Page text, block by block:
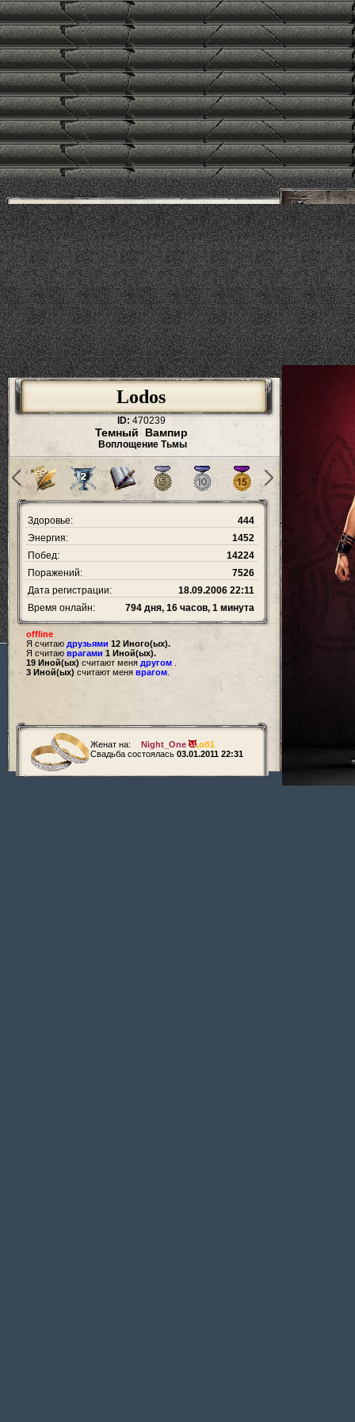
Lodos
ID: 470239
Темный Вампир
Воплощение Тьмы
Здоровье:
444
Энергия:
1452
Побед:
14224
Поражений:
7526
Дата регистрации:
18.09.2006 22:11
Время онлайн:
794 дня, 16 часов, 1 минута
offline
Я считаю друзьями 12 Иного(ых).
Я считаю врагами 1 Иной(ых).
19 Иной(ых) считают меня другом
3 Иной(ых) считают меня врагом
Женат на: Night_One ,об1
Свадьба состоялась 03.01.2011 22:31